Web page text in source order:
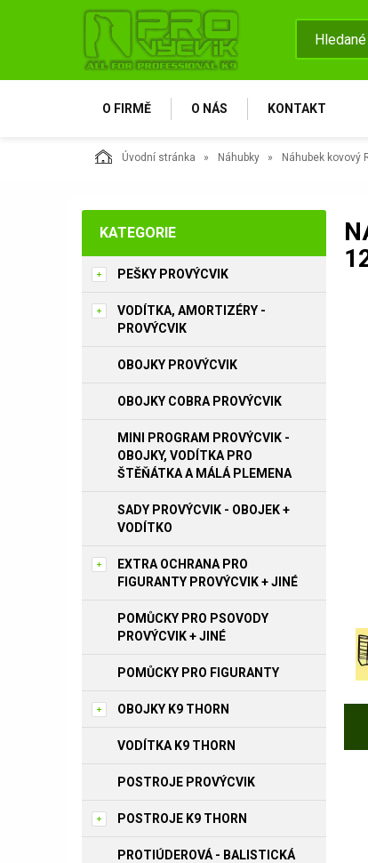
O FIRMĚ O NÁS KONTAKT
Úvodní stránka Náhubky Náhubek kovový
KATEGORIE
PEŠKY PROVÝCVIK
VODÍTKA, AMORTIZÉRY -
PROVÝCVIK
OBOJKY PROVÝCVIK
OBOJKY COBRA PROVÝCVIK
MINI PROGRAM PROVÝCVIK -
OBOJKY, VODÍTKA PRO
ŠTĚŇÁTKA A MÁLÁ PLEMENA
SADY PROVÝCVIK - OBOJEK +
VODÍTKO
EXTRA OCHRANA PRO
FIGURANTY PROVÝCVIK + JINÉ
POMŮCKY PRO PSOVODY
PROVÝCVIK + JINÉ
POMŮCKY PRO FIGURANTY
OBOJKY K9 THORN
VODÍTKA K9 THORN
POSTROJE PROVÝCVIK
POSTROJE K9 THORN
PROTIÚDEROVÁ - BALISTICKÁ